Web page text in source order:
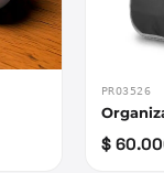
PRO3526
$